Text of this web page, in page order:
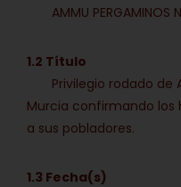
AMMU PERGAMINOS
1.2 Título
Privilegio rodado de
Murcia confirmando
a sus pobladores.
1.3 Fecha(s)